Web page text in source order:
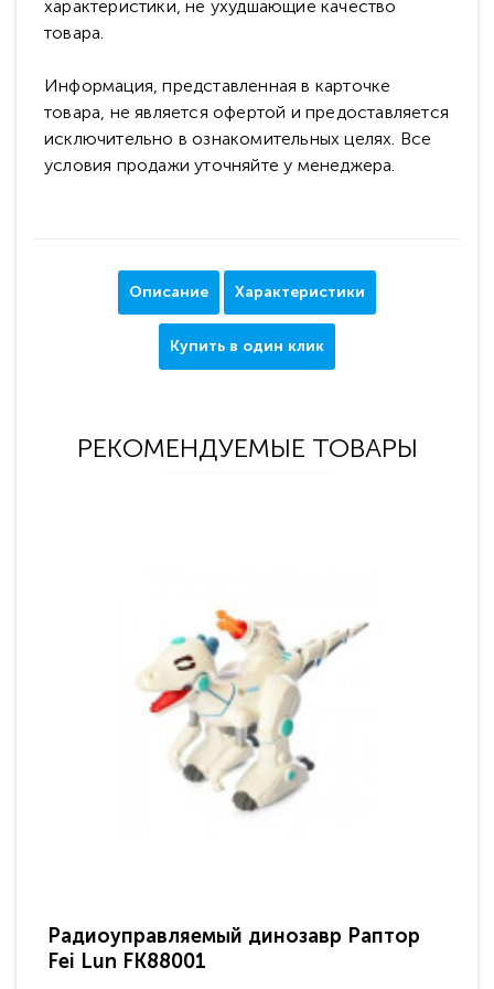
характеристики, не ухудшающие качество
товара.
Информация, представленная в карточке
товара, не является офертой и предоставляется
исключительно в ознакомительных целях. Все
условия продажи уточняйте у менеджера.
Описание Характеристики
Купить в один клик
РЕКОМЕНДУЕМЫЕ ТОВАРЫ
Радиоуправляемый динозавр Раптор
Fei Lun FK88001